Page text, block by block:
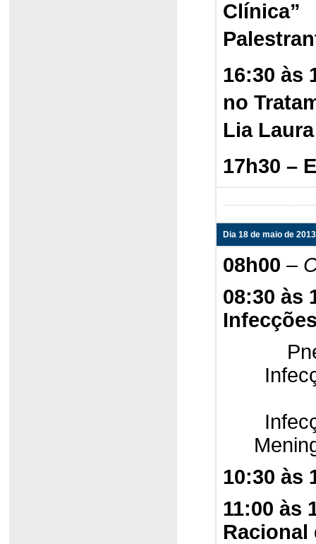
Clínica”
16:30 às
no
Lia
17h30 –
Dia 18 de maio de
08h00 –
08:30 às
10:30 às
11:00 às